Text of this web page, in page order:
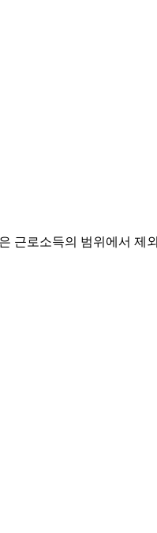
근로소득의 범위에서 제외